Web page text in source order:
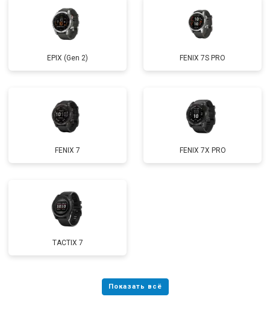
EPIX (Gen 2) FENIX 7S PRO
FENIX 7 FENIX 7X PRO
TACTIX 7